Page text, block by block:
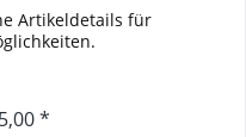
Artikeldetails für
*